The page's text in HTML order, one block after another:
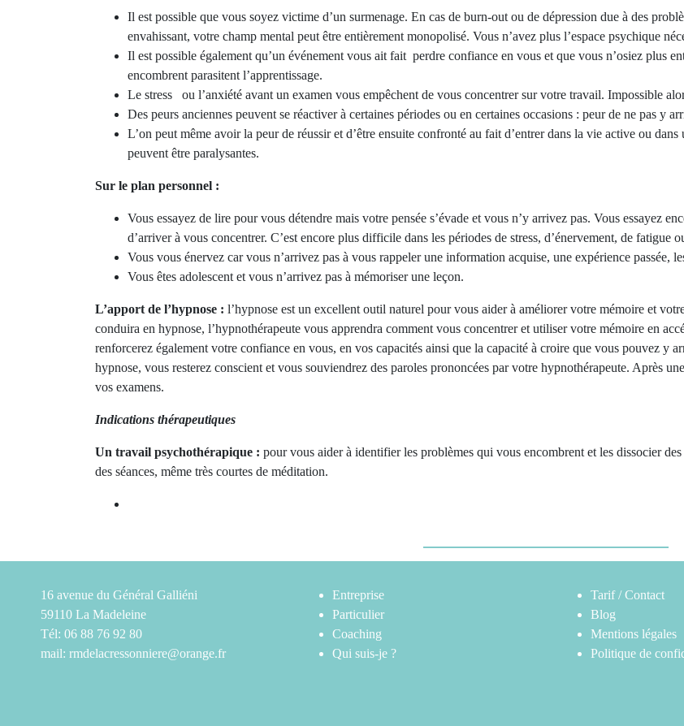
Il est possible que vous soyez victime d’un surmenage. En cas de burn-out ou de dépression due à des
envahissant, votre champ mental peut être entièrement monopolisé. Vous n’avez plus l’espace psychique
Il est possible également qu’un événement vous ait fait perdre confiance en vous et que vous n’osiez plus
encombrent parasitent l’apprentissage.
Le stress ou l’anxiété avant un examen vous empêchent de vous concentrer sur votre travail. Impossible
Des peurs anciennes peuvent se réactiver à certaines périodes ou en certaines occasions : peur de ne pas y
L’on peut même avoir la peur de réussir et d’être ensuite confronté au fait d’entrer dans la vie active ou
peuvent être paralysantes.
Sur le plan personnel :
Vous essayez de lire pour vous détendre mais votre pensée s’évade et vous n’y arrivez pas. Vous essayez
d’arriver à vous concentrer. C’est encore plus difficile dans les périodes de stress, d’énervement, de fatigue
Vous vous énervez car vous n’arrivez pas à vous rappeler une information acquise, une expérience passée,
Vous êtes adolescent et vous n’arrivez pas à mémoriser une leçon.
L’apport de l’hypnose : l’hypnose est un excellent outil naturel pour vous aider à améliorer votre mémoire et
conduira en hypnose, l’hypnothérapeute vous apprendra comment vous concentrer et utiliser votre mémoire en
renforcerez également votre confiance en vous, en vos capacités ainsi que la capacité à croire que vous pouvez y
hypnose, vous resterez conscient et vous souviendrez des paroles prononcées par votre hypnothérapeute. Après
vos examens.
Indications thérapeutiques
Un travail psychothérapique : pour vous aider à identifier les problèmes qui vous encombrent et les dissocier
des séances, même très courtes de méditation.
16 avenue du Général Galliéni
59110 La Madeleine
Tél: 06 88 76 92 80
mail: rmdelacressonniere@orange.fr
Entreprise
Particulier
Coaching
Qui suis-je ?
Tarif / Contact
Blog
Mentions légales
Politique de